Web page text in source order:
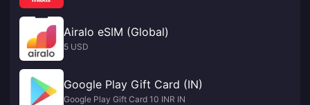
Airalo eSIM (Global)
5 USD
Google Play Gift Card (IN)
Google Play Gift Card 10 INR IN